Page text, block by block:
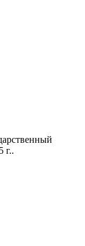
г..